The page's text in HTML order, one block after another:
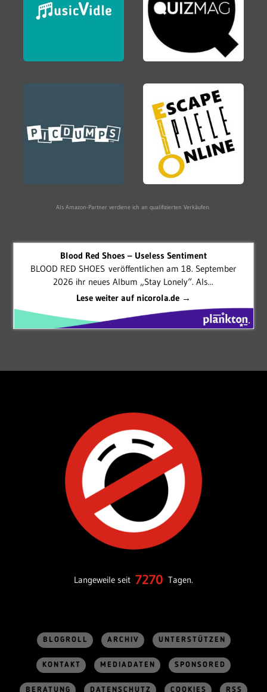
Als Amazon-Partner verdiene ich an qualifizierten Verkäufen.
Blood Red Shoes – Useless Sentiment
BLOOD RED SHOES veröffentlichen am 18. September
2026 ihr neues Album „Stay Lonely“. Als...
Lese weiter auf nicorola.de →
Langeweile seit 7270 Tagen.
BLOGROLL ARCHIV UNTERSTÜTZEN
KONTAKT MEDIADATEN SPONSORED
BERATUNG DATENSCHUTZ COOKIES RSS